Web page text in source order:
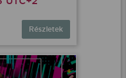
Részletek